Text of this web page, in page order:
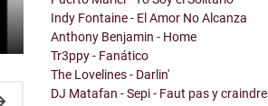
Indy Fontaine - El Amor No Alcanza
Anthony Benjamin - Home
Tr3ppy - Fanático
The Lovelines - Darlin'
DJ Matafan - Sepi - Faut pas y craindre